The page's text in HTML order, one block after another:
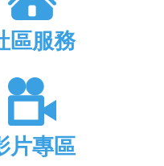
區服務
片專區